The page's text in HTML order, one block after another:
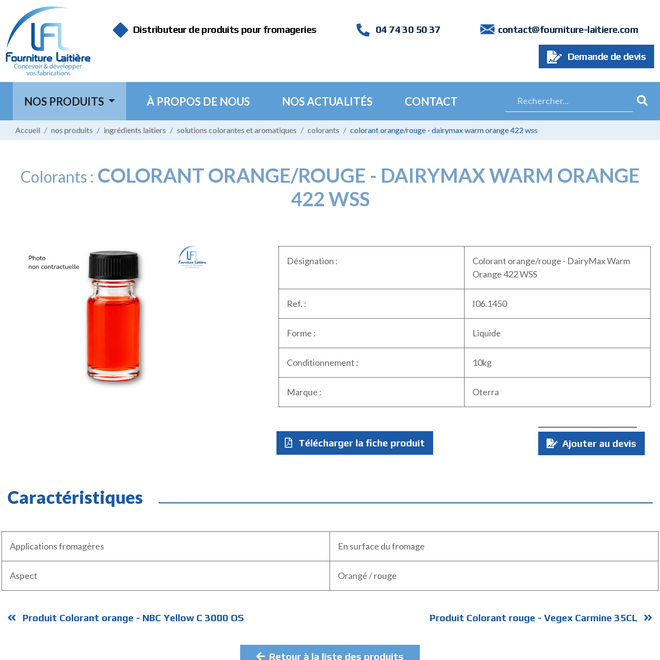
Distributeur de produits pour fromageries 04 74 30 50 37 contact@fourniture-laitiere.com
Demande de devis
NOS PRODUITS À PROPOS DE NOUS NOS ACTUALITÉS CONTACT
Accueil nos produits ingrédients laitiers solutions colorantes et aromatiques colorants colorant orange/rouge - dairymax warm orange 422 wss
Colorants : COLORANT ORANGE/ROUGE - DAIRYMAX WARM ORANGE
422 WSS
Désignation :
Colorant orange/rouge - DairyMax Warm
Orange 422 WSS
Ref. : I06.1450
Forme : Liquide
Conditionnement : 10kg
Marque : Oterra
Télécharger la fiche produit
Quantité
Ajouter au devis
Caractéristiques
Applications fromagères En surface du fromage
Aspect Orangé / rouge
Produit Colorant orange - NBC Yellow C 3000 OS Produit Colorant rouge - Vegex Carmine 35CL
Retour à la liste des produits
Panneau de gestion des cookies